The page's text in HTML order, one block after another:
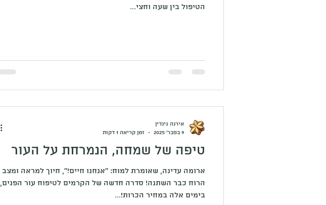
הטיפול בין שעה וחצי...
טיפה של שמחה, הנמרחת על העור
ארומה עדינה, שאומרת למוח: ''אנחנו חיים!'', חיוך למראה ומצב
הרוח כבר השתנה! סדרה חדשה של הקרמים לטיפוח עור הפנים,
בימים אלה במחיר הכרות!...
אירנה גינדין
9 בפבר׳ 2025
זמן קריאה 1 דקות